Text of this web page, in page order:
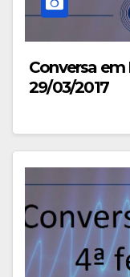
Conversa
29/03/2017